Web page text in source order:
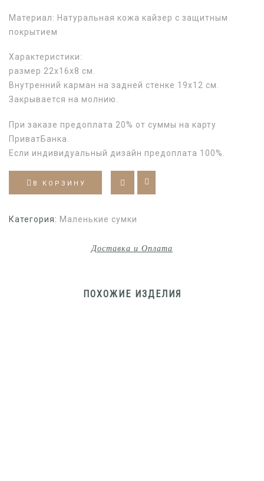
Материал: Натуральная кожа кайзер с защитным
покрытием
Характеристики:
размер 22х16х8 см.
Внутренний карман на задней стенке 19х12 см.
Закрывается на молнию.
При заказе предоплата 20% от суммы на карту
ПриватБанка.
Если индивидуальный дизайн предоплата 100%.
В КОРЗИНУ
Категория: Маленькие сумки
Доставка и Оплата
ПОХОЖИЕ ИЗДЕЛИЯ